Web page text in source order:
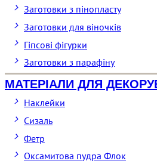
Заготовки з пінопласту
Заготовки для віночків
Гіпсові фігурки
Заготовки з парафіну
МАТЕРІАЛИ ДЛЯ
Наклейки
Сизаль
Фетр
Оксамитова пудра Флок